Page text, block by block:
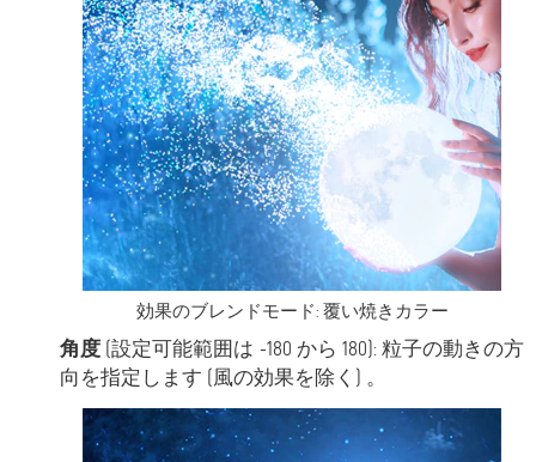
効果のブレンドモード: 覆い焼きカラー
角度 (設定可能範囲は -180 から 180): 粒子の動きの方
向を指定します (風の効果を除く) 。